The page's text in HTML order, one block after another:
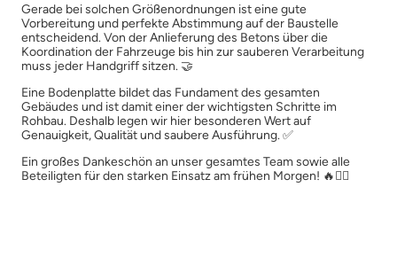
Gerade bei solchen Größenordnungen ist eine gute
Vorbereitung und perfekte Abstimmung auf der Baustelle
entscheidend. Von der Anlieferung des Betons über die
Koordination der Fahrzeuge bis hin zur sauberen Verarbeitung
muss jeder Handgriff sitzen. 🤝
Eine Bodenplatte bildet das Fundament des gesamten
Gebäudes und ist damit einer der wichtigsten Schritte im
Rohbau. Deshalb legen wir hier besonderen Wert auf
Genauigkeit, Qualität und saubere Ausführung. ✅
Ein großes Dankeschön an unser gesamtes Team sowie alle
Beteiligten für den starken Einsatz am frühen Morgen! 🔥👷‍♂️